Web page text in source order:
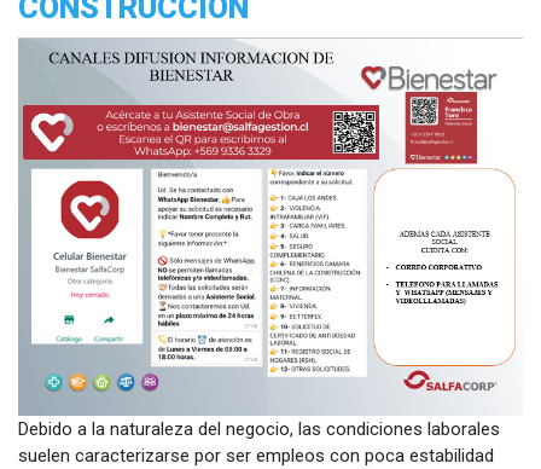
CONSTRUCCIÓN
Debido a la naturaleza del negocio, las condiciones laborales
suelen caracterizarse por ser empleos con poca estabilidad